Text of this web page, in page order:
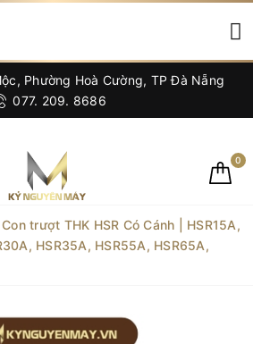
Phường Hoà Cường, TP Đà Nẵng
077. 209. 8686
0
Con trượt THK HSR Có Cánh | HSR15A,
HSR35A, HSR55A, HSR65A,